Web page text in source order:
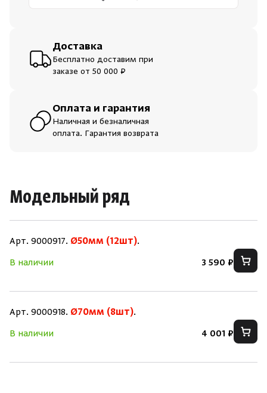
Доставка
Бесплатно доставим при
заказе от 50 000 ₽
Оплата и гарантия
Наличная и безналичная
оплата. Гарантия возврата
Модельный ряд
Арт. 9000917. Ø50мм (12шт).
В наличии
3 590 ₽
Арт. 9000918. Ø70мм (8шт).
В наличии
4 001 ₽